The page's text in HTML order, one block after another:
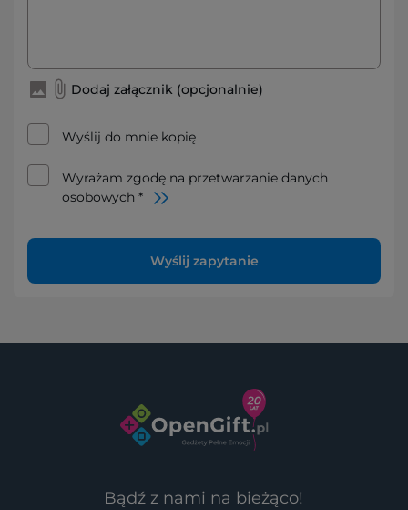
Dodaj załącznik (opcjonalnie)
Wyślij do mnie kopię
Wyrażam zgodę na przetwarzanie danych
osobowych *
Wyślij zapytanie
Bądź z nami na bieżąco!